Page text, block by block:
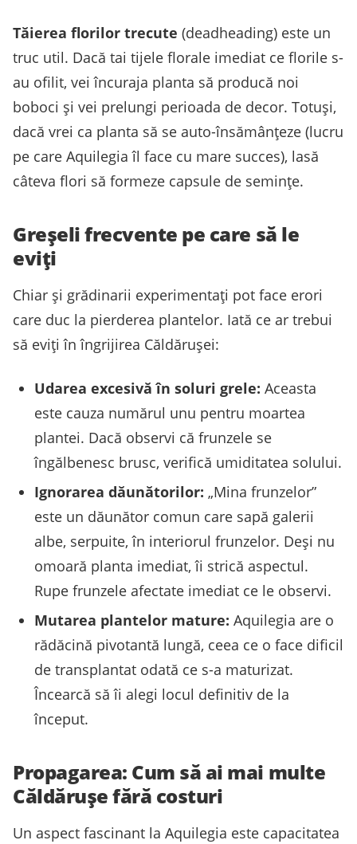
Tăierea florilor trecute (deadheading) este un
truc util. Dacă tai tijele florale imediat ce florile s-
au ofilit, vei încuraja planta să producă noi
boboci și vei prelungi perioada de decor. Totuși,
dacă vrei ca planta să se auto-însămânțeze (lucru
pe care Aquilegia îl face cu mare succes), lasă
câteva flori să formeze capsule de semințe.
Greșeli frecvente pe care să le
eviți
Chiar și grădinarii experimentați pot face erori
care duc la pierderea plantelor. Iată ce ar trebui
să eviți în îngrijirea Căldărușei:
Udarea excesivă în soluri grele: Aceasta
este cauza numărul unu pentru moartea
plantei. Dacă observi că frunzele se
îngălbenesc brusc, verifică umiditatea solului.
Ignorarea dăunătorilor: „Mina frunzelor”
este un dăunător comun care sapă galerii
albe, serpuite, în interiorul frunzelor. Deși nu
omoară planta imediat, îi strică aspectul.
Rupe frunzele afectate imediat ce le observi.
Mutarea plantelor mature: Aquilegia are o
rădăcină pivotantă lungă, ceea ce o face dificil
de transplantat odată ce s-a maturizat.
Încearcă să îi alegi locul definitiv de la
început.
Propagarea: Cum să ai mai multe
Căldărușe fără costuri
Un aspect fascinant la Aquilegia este capacitatea